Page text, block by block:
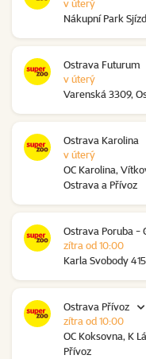
Nákupní Park
v úterý
Ostrava Futurum
Varenská 3309,
v úterý
Ostrava Karolina
OC Karolina,
Ostrava a Přívoz
v úterý
Ostrava Poruba -
Karla Svobody
zítra od 10:00
Ostrava Přívoz
OC Koksovna, K
Přívoz
zítra od 10:00